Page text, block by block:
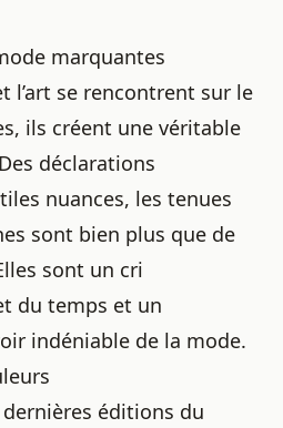
marquantes
l’art se rencontrent sur le
ils créent une véritable
déclarations
nuances, les tenues
sont bien plus que de
sont un cri
du temps et un
indéniable de la mode.
dernières éditions du